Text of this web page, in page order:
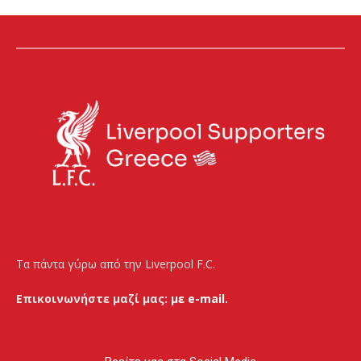
Τα πάντα γύρω από την Liverpool F.C.
Επικοινωνήστε μαζί μας: με e-mail.